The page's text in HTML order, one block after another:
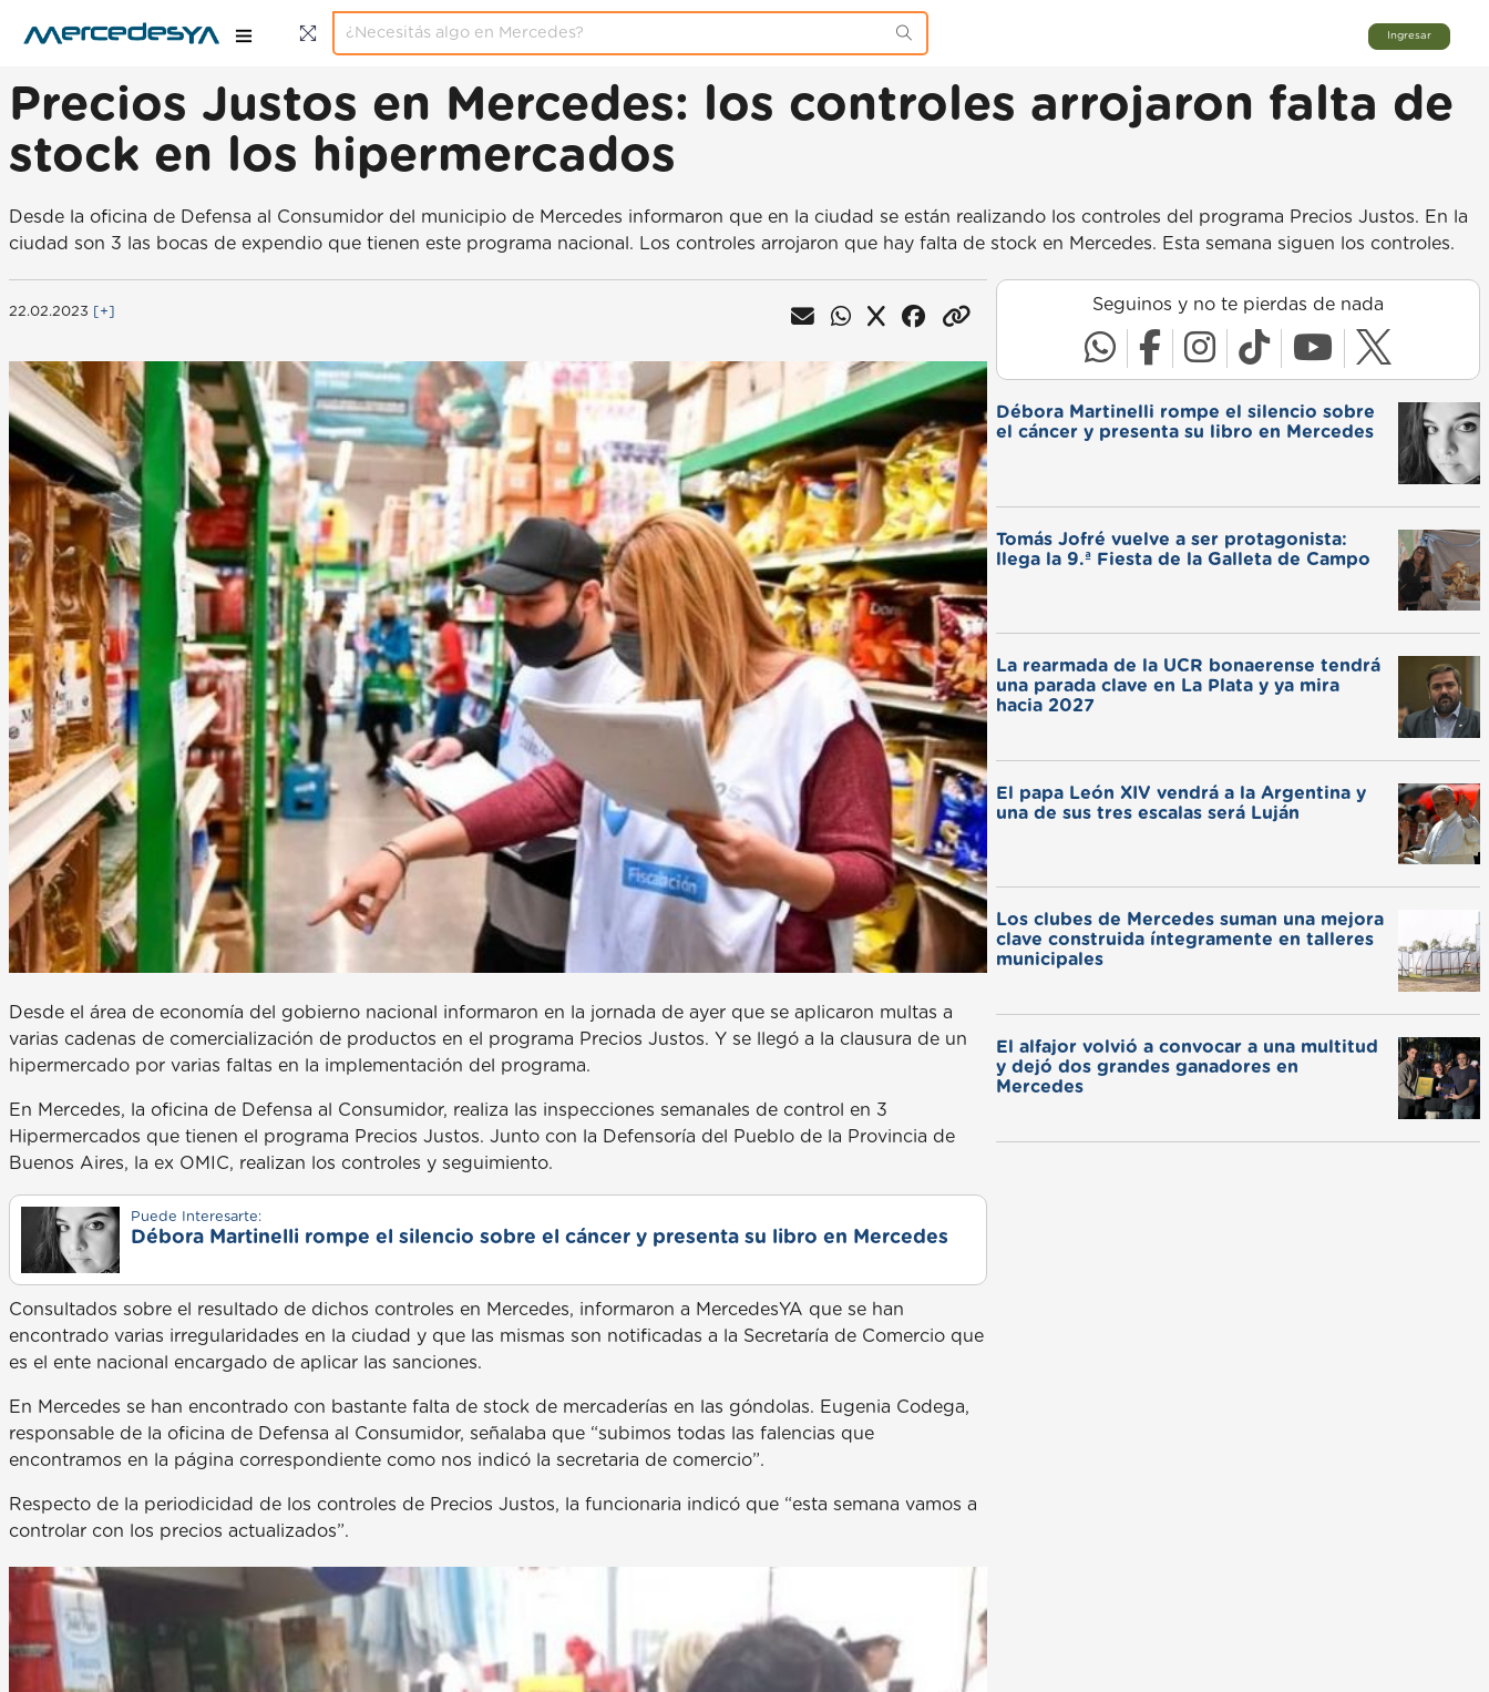
Ingresar
Precios Justos en Mercedes: los controles arrojaron falta de
stock en los hipermercados
Desde la oficina de Defensa al Consumidor del municipio de Mercedes informaron que en la ciudad se están realizando los controles del programa Precios Justos. En la
ciudad son 3 las bocas de expendio que tienen este programa nacional. Los controles arrojaron que hay falta de stock en Mercedes. Esta semana siguen los controles.
22.02.2023 [+]
Desde el área de economía del gobierno nacional informaron en la jornada de ayer que se aplicaron multas a
varias cadenas de comercialización de productos en el programa Precios Justos. Y se llegó a la clausura de un
hipermercado por varias faltas en la implementación del programa.
En Mercedes, la oficina de Defensa al Consumidor, realiza las inspecciones semanales de control en 3
Hipermercados que tienen el programa Precios Justos. Junto con la Defensoría del Pueblo de la Provincia de
Buenos Aires, la ex OMIC, realizan los controles y seguimiento.
Puede Interesarte:
Débora Martinelli rompe el silencio sobre el cáncer y presenta su libro en Mercedes
Consultados sobre el resultado de dichos controles en Mercedes, informaron a MercedesYA que se han
encontrado varias irregularidades en la ciudad y que las mismas son notificadas a la Secretaría de Comercio que
es el ente nacional encargado de aplicar las sanciones.
En Mercedes se han encontrado con bastante falta de stock de mercaderías en las góndolas. Eugenia Codega,
responsable de la oficina de Defensa al Consumidor, señalaba que “subimos todas las falencias que
encontramos en la página correspondiente como nos indicó la secretaria de comercio”.
Respecto de la periodicidad de los controles de Precios Justos, la funcionaria indicó que “esta semana vamos a
controlar con los precios actualizados”.
Seguinos y no te pierdas de nada
Débora Martinelli rompe el silencio sobre
el cáncer y presenta su libro en Mercedes
Tomás Jofré vuelve a ser protagonista:
llega la 9.ª Fiesta de la Galleta de Campo
La rearmada de la UCR bonaerense tendrá
una parada clave en La Plata y ya mira
hacia 2027
El papa León XIV vendrá a la Argentina y
una de sus tres escalas será Luján
Los clubes de Mercedes suman una mejora
clave construida íntegramente en talleres
municipales
El alfajor volvió a convocar a una multitud
y dejó dos grandes ganadores en
Mercedes